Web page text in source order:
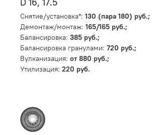
D 16, 17.5
Снятие/установка*: 130 (пара 180) руб.;
Демонтаж/монтаж: 165/165 руб.;
Балансировка: 385 руб.;
Балансировка гранулами: 720 руб.;
Вулканизация: от 880 руб.;
Утилизация: 220 руб.